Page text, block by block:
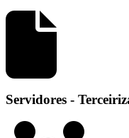
Servidores -